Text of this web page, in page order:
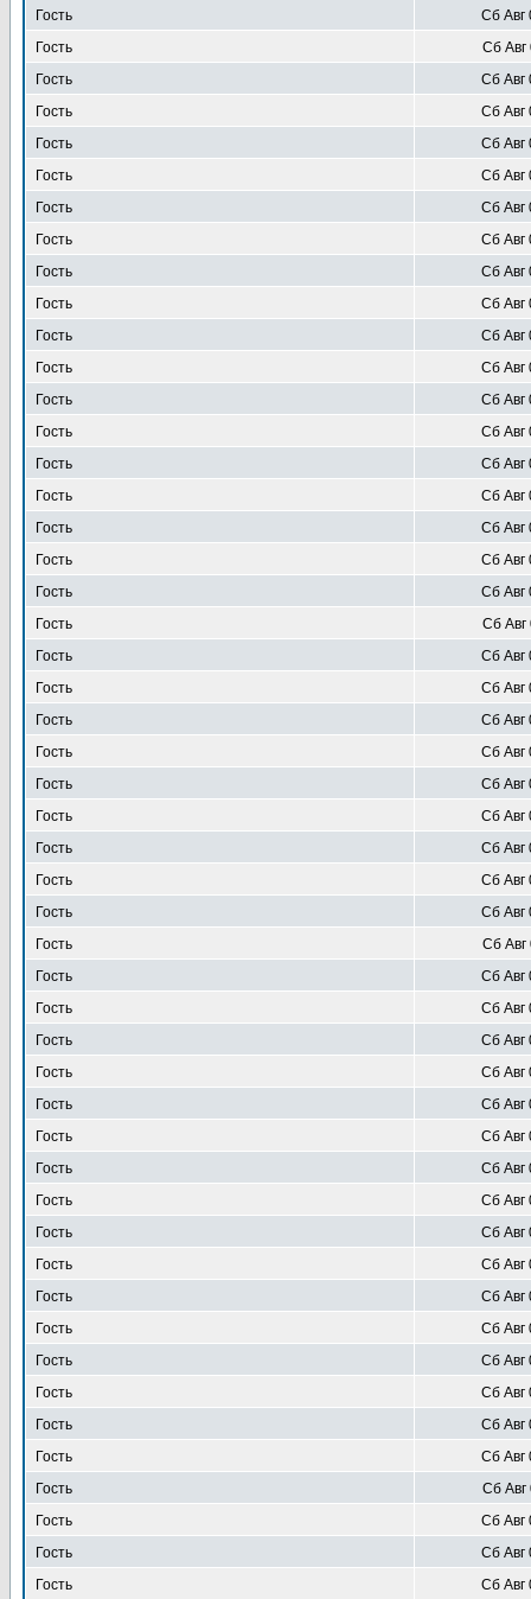
Гость
Сб Авг
Гость
Сб Авг
Гость
Сб Авг
Гость
Сб Авг
Гость
Сб Авг
Гость
Сб Авг
Гость
Сб Авг
Гость
Сб Авг
Гость
Сб Авг
Гость
Сб Авг
Гость
Сб Авг
Гость
Сб Авг
Гость
Сб Авг
Гость
Сб Авг
Гость
Сб Авг
Гость
Сб Авг
Гость
Сб Авг
Гость
Сб Авг
Гость
Сб Авг
Гость
Сб Авг
Гость
Сб Авг
Гость
Сб Авг
Гость
Сб Авг
Гость
Сб Авг
Гость
Сб Авг
Гость
Сб Авг
Гость
Сб Авг
Гость
Сб Авг
Гость
Сб Авг
Гость
Сб Авг
Гость
Сб Авг
Гость
Сб Авг
Гость
Сб Авг
Гость
Сб Авг
Гость
Сб Авг
Гость
Сб Авг
Гость
Сб Авг
Гость
Сб Авг
Гость
Сб Авг
Гость
Сб Авг
Гость
Сб Авг
Гость
Сб Авг
Гость
Сб Авг
Гость
Сб Авг
Гость
Сб Авг
Гость
Сб Авг
Гость
Сб Авг
Гость
Сб Авг
Гость
Сб Авг
Гость
Сб Авг